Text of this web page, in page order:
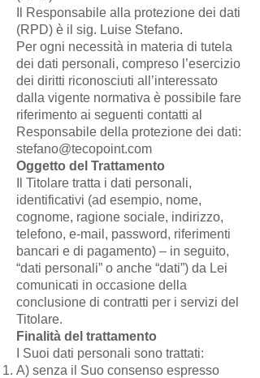
Il Responsabile alla protezione dei dati
(RPD) è il sig. Luise Stefano.
Per ogni necessità in materia di tutela
dei dati personali, compreso l’esercizio
dei diritti riconosciuti all’interessato
dalla vigente normativa è possibile fare
riferimento ai seguenti contatti al
Responsabile della protezione dei dati:
stefano@tecopoint.com
Oggetto del Trattamento
Il Titolare tratta i dati personali,
identificativi (ad esempio, nome,
cognome, ragione sociale, indirizzo,
telefono, e-mail, password, riferimenti
bancari e di pagamento) – in seguito,
“dati personali” o anche “dati”) da Lei
comunicati in occasione della
conclusione di contratti per i servizi del
Titolare.
Finalità del trattamento
I Suoi dati personali sono trattati:
A) senza il Suo consenso espresso